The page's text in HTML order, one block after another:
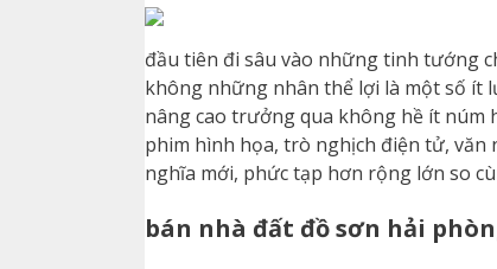
đầu tiên đi sâu vào những tinh tướng
không những nhân thể lợi là một số ít
nâng cao trưởng qua không hề ít núm
phim hình họa, trò nghịch điện tử, văn
nghĩa mới, phức tạp hơn rộng lớn so
bán nhà đất đồ sơn hải